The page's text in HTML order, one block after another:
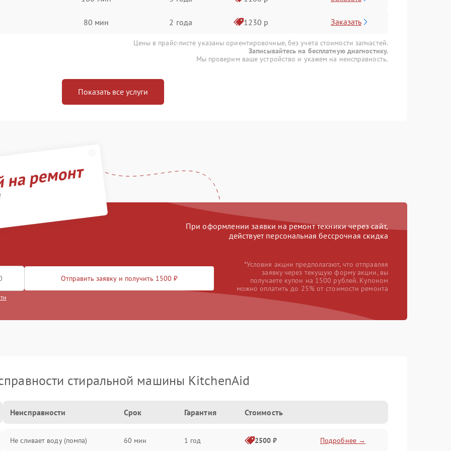
80 мин 2 года 1230 р Заказать
Цены в прайс-листе указаны ориентировочные, без учета стоимости запчастей.
Записывайтесь на бесплатную диагностику.
Мы проверим ваше устройство и укажем на неисправность.
Показать все услуги
ремонт
При оформлении заявки на ремонт техники через сайт,
действует персональная бессрочная скидка
Отправить заявку и получить 1500 ₽
*Условия акции предполагают, что отправляя
заявку через текущую форму акции, вы
получаете купон на 1500 рублей. Купоном
можно оплатить до 25% от стоимости ремонта
стиральной машины KitchenAid
Неисправности Срок Гарантия Стоимость
Не сливает воду (помпа) 60 мин 1 год 2500 ₽ Подробнее →